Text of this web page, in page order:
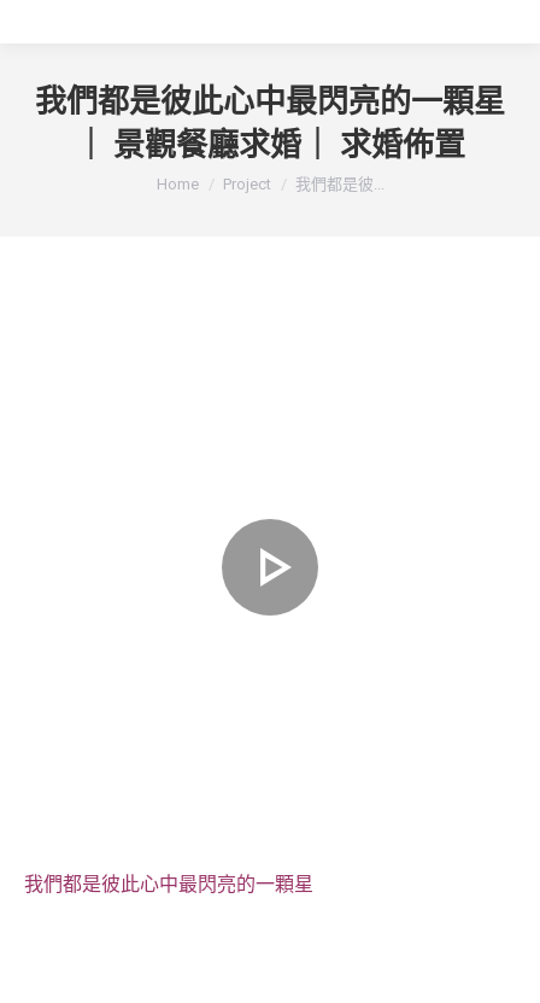
我們都是彼此心中最閃亮的一顆星
｜ 景觀餐廳求婚｜ 求婚佈置
You are here:
Home Project 我們都是彼...
我們都是彼此心中最閃亮的一顆星